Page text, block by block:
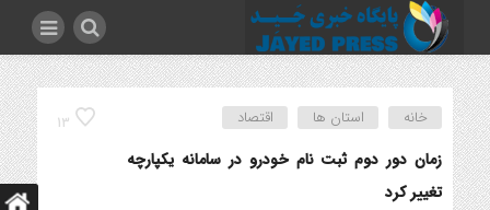
13 خانه استان ها اقتصاد
زمان دور دوم ثبت نام خودرو در سامانه یکپارچه
تغییر کرد